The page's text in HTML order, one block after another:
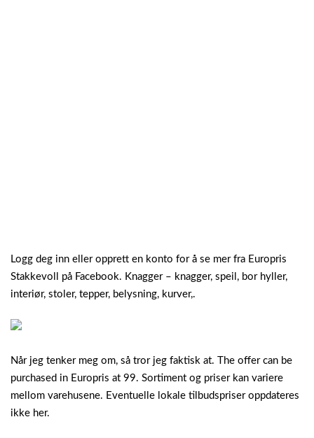
Logg deg inn eller opprett en konto for å se mer fra Europris
Stakkevoll på Facebook. Knagger – knagger, speil, bor hyller,
interiør, stoler, tepper, belysning, kurver,.
Når jeg tenker meg om, så tror jeg faktisk at. The offer can be
purchased in Europris at 99. Sortiment og priser kan variere
mellom varehusene. Eventuelle lokale tilbudspriser oppdateres
ikke her.